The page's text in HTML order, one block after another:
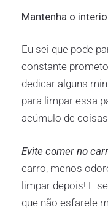
Mantenha o
Eu sei que pode
constante
dedicar alguns
para limpar essa
acúmulo de
Evite comer no
carro, menos
limpar depois! E
que não esfarele